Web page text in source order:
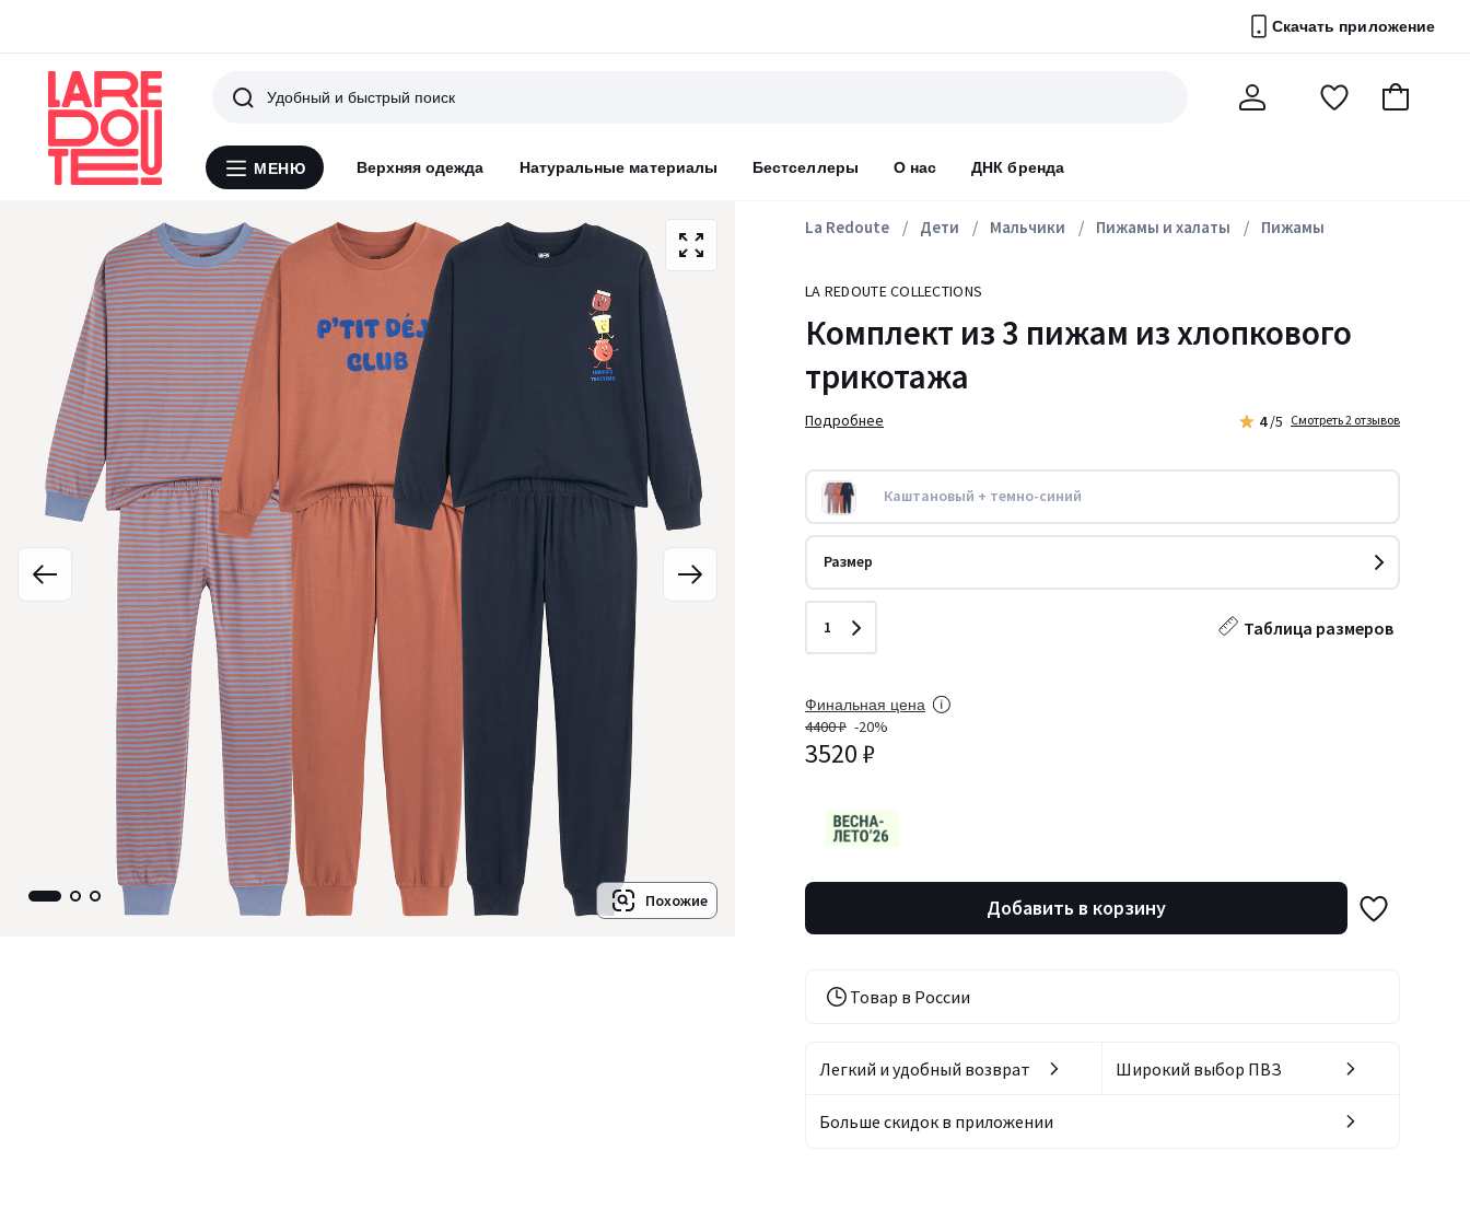
Скачать приложение
Меню
МЕНЮ Верхняя одежда Натуральные материалы Бестселлеры О нас ДНК бренда
Поиск
ПерейтиВ
Похожие
La Redoute Дети Мальчики Пижамы и халаты Пижамы
LA REDOUTE COLLECTIONS
Комплект из 3 пижам из хлопкового
трикотажа
Подробнее 4 /5 Смотреть 2 отзывов
Каштановый + темно-синий
Размер
Таблица размеров
Количество
1
Финальная цена
4400 ₽ -20%
3520 ₽
Добавить в корзину
Товар в России
Легкий и удобный возврат Широкий выбор ПВЗ
Больше скидок в приложении